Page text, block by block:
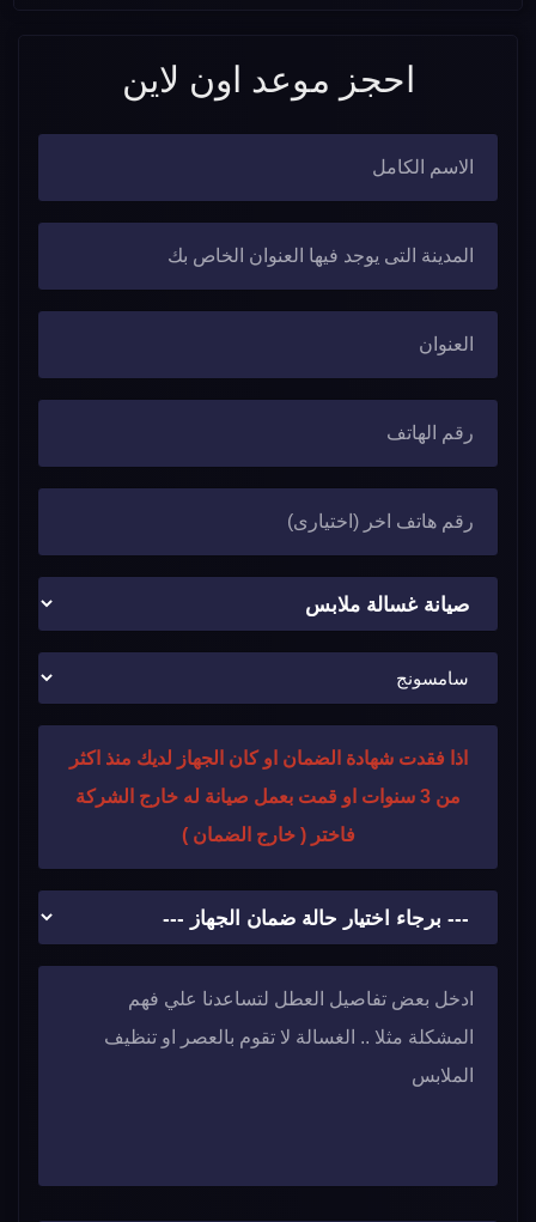
احجز موعد اون لاين
اذا فقدت شهادة الضمان او كان الجهاز لديك منذ اكثر
من 3 سنوات او قمت بعمل صيانة له خارج الشركة
فاختر ( خارج الضمان )